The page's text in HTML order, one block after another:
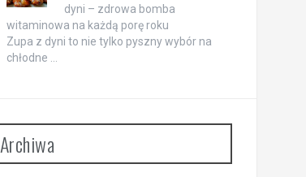
dyni – zdrowa bomba
witaminowa na każdą porę roku
Zupa z dyni to nie tylko pyszny wybór na
chłodne …
Archiwa